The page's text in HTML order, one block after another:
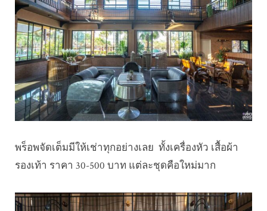
พร็อพจัดเต็มมีให้เช่าทุกอย่างเลย ทั้งเครื่องหัว เสื้อผ้า
รองเท้า ราคา 30-500 บาท แต่ละชุดคือใหม่มาก